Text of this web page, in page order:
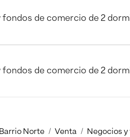
fondos de comercio de 2
fondos de comercio de 2
Barrio Norte Venta Negocios